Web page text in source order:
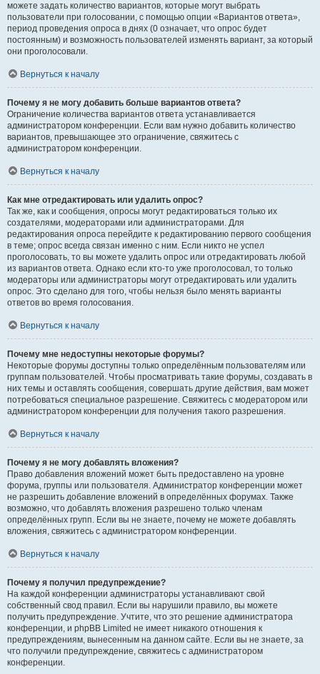
можете задать количество вариантов, которые могут выбрать
пользователи при голосовании, с помощью опции «Вариантов ответа»,
период проведения опроса в днях (0 означает, что опрос будет
постоянным) и возможность пользователей изменять вариант, за который
они проголосовали.
Вернуться к началу
Почему я не могу добавить больше вариантов ответа?
Ограничение количества вариантов ответа устанавливается
администратором конференции. Если вам нужно добавить количество
вариантов, превышающее это ограничение, свяжитесь с
администратором конференции.
Вернуться к началу
Как мне отредактировать или удалить опрос?
Так же, как и сообщения, опросы могут редактироваться только их
создателями, модераторами или администраторами. Для
редактирования опроса перейдите к редактированию первого сообщения
в теме; опрос всегда связан именно с ним. Если никто не успел
проголосовать, то вы можете удалить опрос или отредактировать любой
из вариантов ответа. Однако если кто-то уже проголосовал, то только
модераторы или администраторы могут отредактировать или удалить
опрос. Это сделано для того, чтобы нельзя было менять варианты
ответов во время голосования.
Вернуться к началу
Почему мне недоступны некоторые форумы?
Некоторые форумы доступны только определённым пользователям или
группам пользователей. Чтобы просматривать такие форумы, создавать в
них темы и оставлять сообщения, совершать другие действия, вам может
потребоваться специальное разрешение. Свяжитесь с модератором или
администратором конференции для получения такого разрешения.
Вернуться к началу
Почему я не могу добавлять вложения?
Право добавления вложений может быть предоставлено на уровне
форума, группы или пользователя. Администратор конференции может
не разрешить добавление вложений в определённых форумах. Также
возможно, что добавлять вложения разрешено только членам
определённых групп. Если вы не знаете, почему не можете добавлять
вложения, свяжитесь с администратором конференции.
Вернуться к началу
Почему я получил предупреждение?
На каждой конференции администраторы устанавливают свой
собственный свод правил. Если вы нарушили правило, вы можете
получить предупреждение. Учтите, что это решение администратора
конференции, и phpBB Limited не имеет никакого отношения к
предупреждениям, вынесенным на данном сайте. Если вы не знаете, за
что получили предупреждение, свяжитесь с администратором
конференции.